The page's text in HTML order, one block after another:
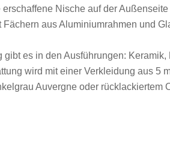
erschaffene Nische auf der
aus Aluminiumrahmen und
gibt es in den Ausführungen:
wird mit einer Verkleidung aus 5
Auvergne oder rücklackiertem